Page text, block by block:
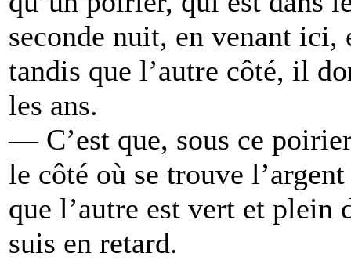
seconde nuit, en venant ici,
tandis que l’autre côté, il
les ans.
— C’est que, sous ce
le côté où se trouve
que l’autre est vert et plein
suis en retard.